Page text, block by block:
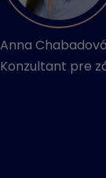
Anna Chabadová
Konzultant pre